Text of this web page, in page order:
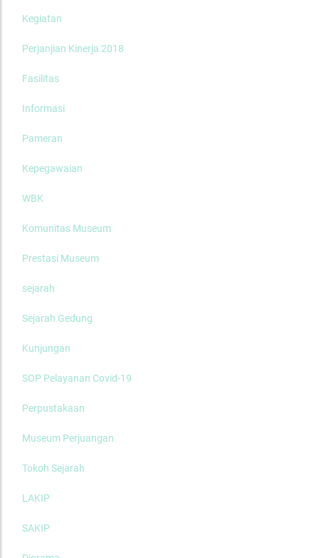
Kegiatan
Perjanjian Kinerja 2018
Fasilitas
Informasi
Pameran
Kepegawaian
WBK
Komunitas Museum
Prestasi Museum
sejarah
Sejarah Gedung
Kunjungan
SOP Pelayanan Covid-19
Perpustakaan
Museum Perjuangan
Tokoh Sejarah
LAKIP
SAKIP